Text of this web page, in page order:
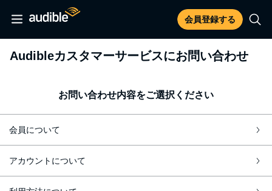
会員登録する
Audibleカスタマーサービスにお問い合わせ
お問い合わせ内容をご選択ください
会員について
アカウントについて